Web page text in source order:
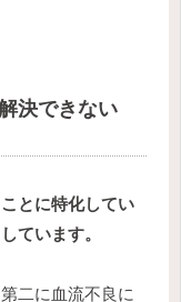
決できない
とに特化してい
ています。
二に血流不良に